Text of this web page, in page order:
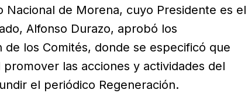
Nacional de Morena, cuyo Presidente es el
Alfonso Durazo, aprobó los
de los Comités, donde se especificó que
las acciones y actividades del
el periódico Regeneración.